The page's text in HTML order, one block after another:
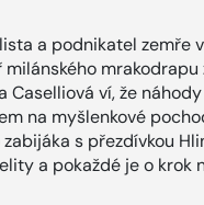
a podnikatel zemře
Caselliová ví, že
na myšlenkové
s přezdívkou
a pokaždé je o krok